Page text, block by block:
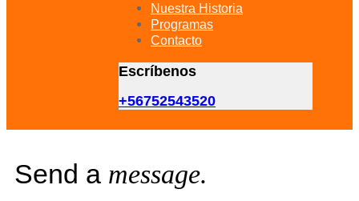
Nuestra Historia
Programas
Contacto
Escríbenos
+56752543520
Send a message.